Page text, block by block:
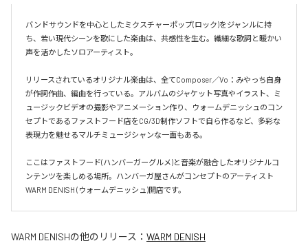
バンドサウンドを中心としたミクスチャーポップ(ロック)をジャンルに持
ち、若い現代シーンを歌にした楽曲は、共感性を生む。繊細な歌詞と暖かい
声を活かしたソロアーティスト。
リリースされているオリジナル楽曲は、全てComposer／Vo：みやっち自身
が作詞作曲、編曲を行っている。アルバムのジャケット写真やイラスト、ミ
ュージックビデオの撮影やアニメーション作り、ウォームデニッシュのコン
セプトであるファストフード店をCG/3D制作ソフトで自ら作るなど、多彩な
表現力を魅せるマルチミュージシャンな一面もある。
ここはファストフード(ハンバーガーグルメ)と音楽が融合したオリジナルコ
ンテンツを楽しめる場所。ハンバーガ屋さんがコンセプトのアーティスト
WARM DENISH (ウォームデニッシュ)開店です。
WARM DENISHの他のリリース： WARM DENISH